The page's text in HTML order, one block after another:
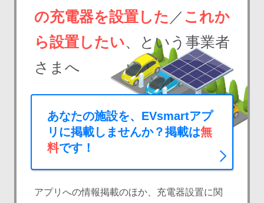
の充電器を設置した ／ これか
ら設置したい、という事業者
さまへ
あなたの施設を、EVsmartアプ
リに掲載しませんか？掲載は無
料です！
アプリへの情報掲載のほか、充電器設置に関